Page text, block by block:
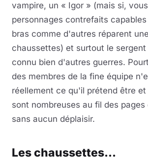
vampire, un « Igor » (mais si,
personnages contrefaits
bras comme d'autres réparent
chaussettes) et surtout le
connu bien d'autres guerres.
des membres de la fine équipe
réellement ce qu'il prétend être et
sont nombreuses au fil des pages
sans aucun déplaisir.
Les chaussettes...